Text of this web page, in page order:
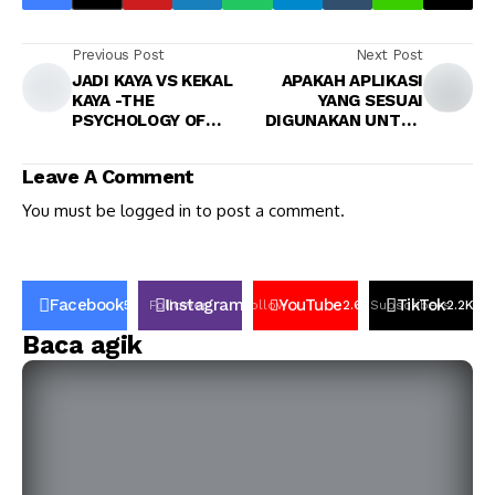
Previous Post
JADI KAYA VS KEKAL
KAYA -THE
PSYCHOLOGY OF
Next Post
APAKAH APLIKASI
YANG SESUAI
DIGUNAKAN UNTUK
Leave A Comment
You must be logged in to post a comment.
Facebook50K Follower
Instagram FollowYouTube2.6k Subscribers
TikTok2.2K
Baca agik